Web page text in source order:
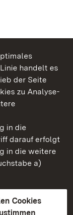
handelt es
der Seite
zu Analyse-
in die
darauf erfolgt
in die weitere
a)
Cookies
Württemberg